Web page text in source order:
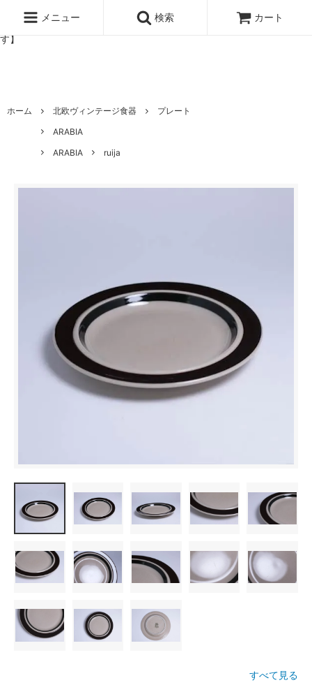
ッタのオンラインストア【アラビア,クイストゴーなどの北欧ヴィンテ
ージ食器,雅峰窯やソルテグラスジュエリーなどの作家の作品が並びま
す】
メニュー 検索 カート
ホーム 北欧ヴィンテージ食器
プレート
ARABIA
ARABIA
ruija
すべて見る